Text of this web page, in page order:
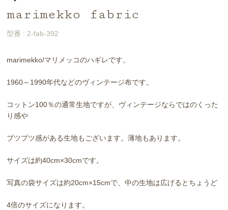
marimekko fabric
型番 : 2-fab-392
marimekko/マリメッコのハギレです。
1960～1990年代などのヴィンテージ布です。
コットン100％の通常生地ですが、ヴィンテージならではのくった
り感や
プツプツ感がある生地もございます。薄地もあります。
サイズは約40cm×30cmです。
写真の袋サイズは約20cm×15cmで、中の生地は広げるとちょうど
4倍のサイズになります。